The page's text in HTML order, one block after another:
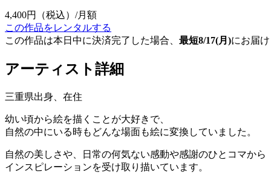
4,400円
（税込）/月額
この作品をレンタルする
この作品は本日中に決済完了した場合、 最短8/17(月)にお届
アーティスト詳細
三重県出身、在住
幼い頃から絵を描くことが大好きで、
自然の中にいる時もどんな場面も絵に変換していました。
自然の美しさや、日常の何気ない感動や感謝のひとコマから
インスピレーションを受け取り描いています。